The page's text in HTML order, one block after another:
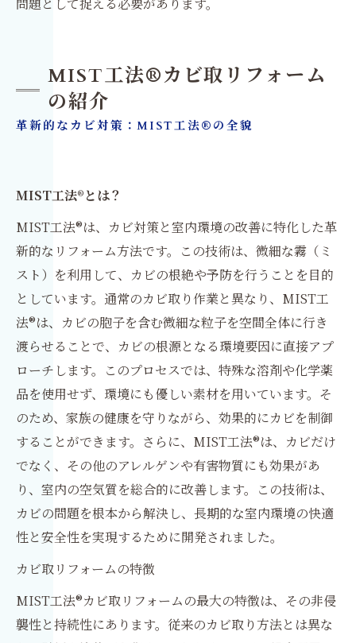
問題として捉える必要があります。
MIST工法®カビ取リフォーム
の紹介
革新的なカビ対策：MIST工法®の全貌
MIST工法®とは？
MIST工法®は、カビ対策と室内環境の改善に特化した革
新的なリフォーム方法です。この技術は、微細な霧（ミ
スト）を利用して、カビの根絶や予防を行うことを目的
としています。通常のカビ取り作業と異なり、MIST工
法®は、カビの胞子を含む微細な粒子を空間全体に行き
渡らせることで、カビの根源となる環境要因に直接アプ
ローチします。このプロセスでは、特殊な溶剤や化学薬
品を使用せず、環境にも優しい素材を用いています。そ
のため、家族の健康を守りながら、効果的にカビを制御
することができます。さらに、MIST工法®は、カビだけ
でなく、その他のアレルゲンや有害物質にも効果があ
り、室内の空気質を総合的に改善します。この技術は、
カビの問題を根本から解決し、長期的な室内環境の快適
性と安全性を実現するために開発されました。
カビ取リフォームの特徴
MIST工法®カビ取リフォームの最大の特徴は、その非侵
襲性と持続性にあります。従来のカビ取り方法とは異な